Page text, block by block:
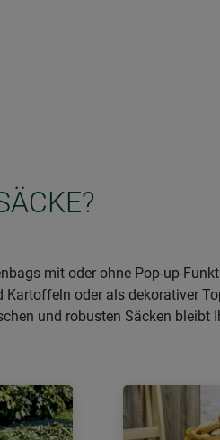
mit oder ohne Pop-up-
oder als dekorativer
und robusten Säcken bleibt